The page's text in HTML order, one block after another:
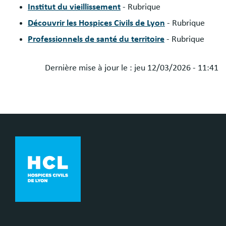
Institut du vieillissement - Rubrique
Découvrir les Hospices Civils de Lyon - Rubrique
Professionnels de santé du territoire - Rubrique
Dernière mise à jour le : jeu 12/03/2026 - 11:41